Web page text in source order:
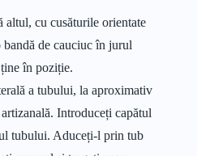
cu cusăturile orientate
de cauciuc în jurul
în poziție.
a tubului, la aproximativ
Introduceți capătul
tubului. Aduceți-l prin tub